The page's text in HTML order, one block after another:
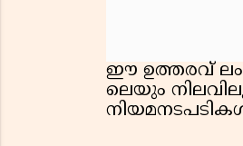
ഈ ഉത്തരവ്
ലെയും